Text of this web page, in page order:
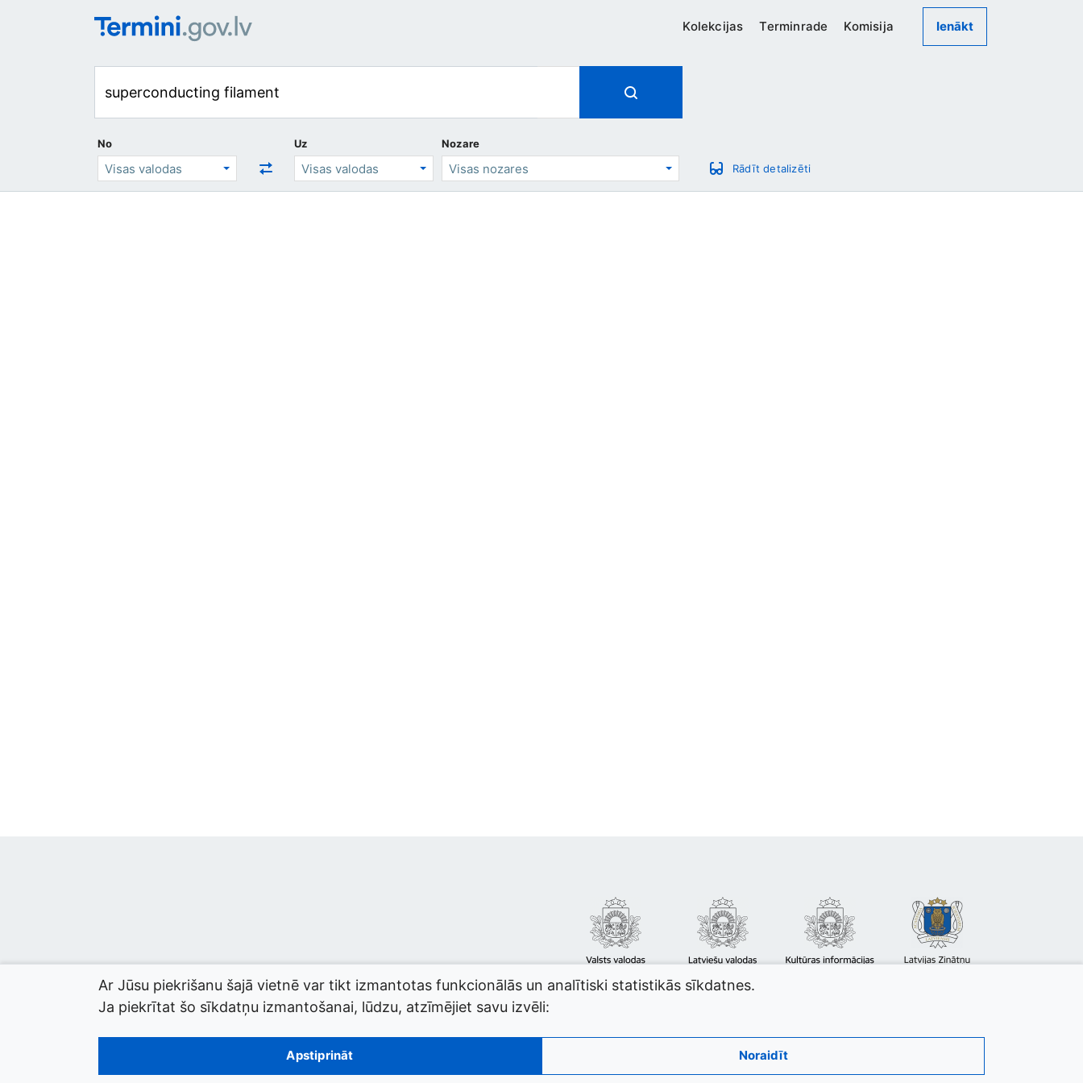
Kolekcijas Terminrade Komisija Ienākt
No Uz
Nozare
Rādīt detalizēti
© 2026 termini.gov.lv. Izstrādātājs:
Ar Jūsu piekrišanu šajā vietnē var tikt izmantotas funkcionālās un analītiski statistikās sīkdatnes.
Ja piekrītat šo sīkdatņu izmantošanai, lūdzu, atzīmējiet savu izvēli:
Apstiprināt Noraidīt